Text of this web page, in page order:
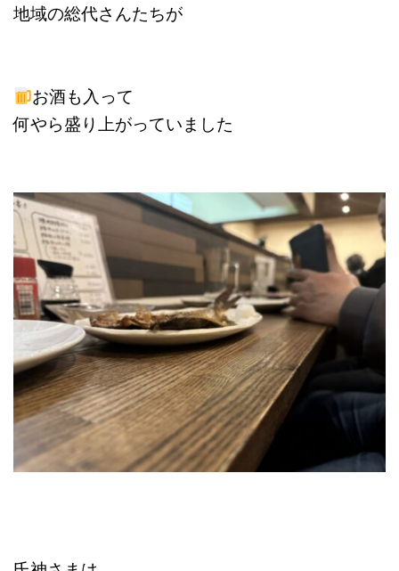
地域の総代さんたちが
お酒も入って
何やら盛り上がっていました